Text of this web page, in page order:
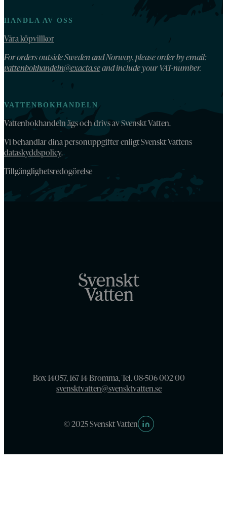
HANDLA AV OSS
Våra köpvillkor
For orders outside Sweden and Norway, please order by email:
vattenbokhandeln@exacta.seand include your VAT-number.
VATTENBOKHANDELN
Vattenbokhandeln ägs och drivs av Svenskt Vatten.
Vi behandlar dina personuppgifter enligt Svenskt Vattens
dataskyddspolicy.
Tillgänglighetsredogörelse
Box 14057, 167 14 Bromma, Tel. 08-506 002 00
svensktvatten@svensktvatten.se
© 2025 Svenskt Vatten